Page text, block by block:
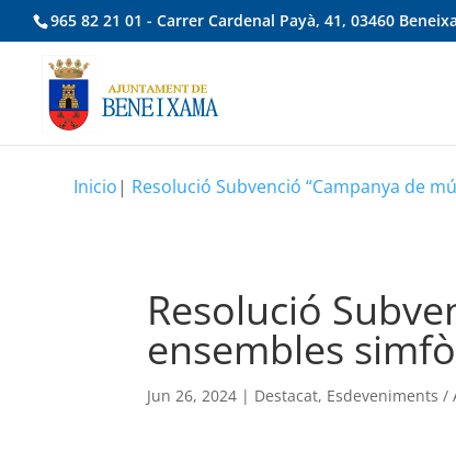
965 82 21 01 - Carrer Cardenal Payà, 41, 03460
Inicio| Resolució Subvenció “Campanya de
Resolució
ensembles
Jun 26, 2024 | Destacat, Esdeveniments /